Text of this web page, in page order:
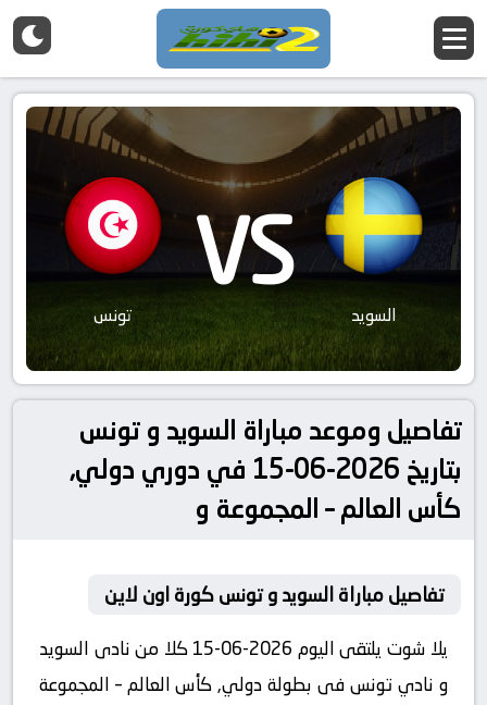
السويد VS تونس
تفاصيل وموعد مباراة السويد و تونس
بتاريخ 2026-06-15 في دوري دولي,
كأس العالم – المجموعة و
تفاصيل مباراة السويد و تونس كورة اون لاين
يلا شوت يلتقى اليوم 2026-06-15 كلا من نادى السويد
و نادي تونس فى بطولة دولي, كأس العالم – المجموعة